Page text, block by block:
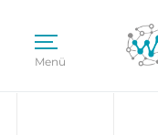
Menü